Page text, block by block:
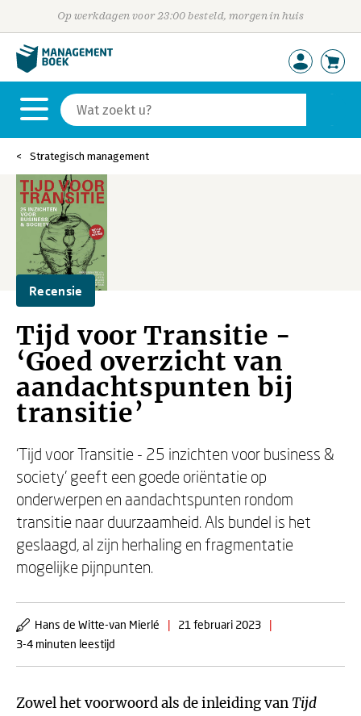
Op werkdagen voor 23:00 besteld, morgen in huis
Strategisch management
Recensie
Tijd voor Transitie -
‘Goed overzicht van
aandachtspunten bij
transitie’
‘Tijd voor Transitie - 25 inzichten voor business &
society’ geeft een goede oriëntatie op
onderwerpen en aandachtspunten rondom
transitie naar duurzaamheid. Als bundel is het
geslaagd, al zijn herhaling en fragmentatie
mogelijke pijnpunten.
Hans de Witte-van Mierlé | 21 februari 2023
|
3-4 minuten leestijd
Zowel het voorwoord als de inleiding van Tijd